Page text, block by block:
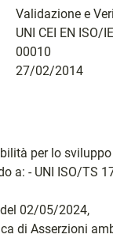
Validazione e
UNI CEI EN ISO/
00010
27/02/2014
per lo
a: - UNI ISO/TS
del 02/05/2024,
di Asserzioni